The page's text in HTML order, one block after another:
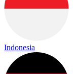
Indonesia